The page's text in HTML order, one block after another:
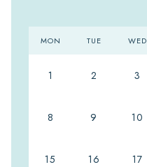
MON TUE WED
1 2 3
8 9 10
15 16 17